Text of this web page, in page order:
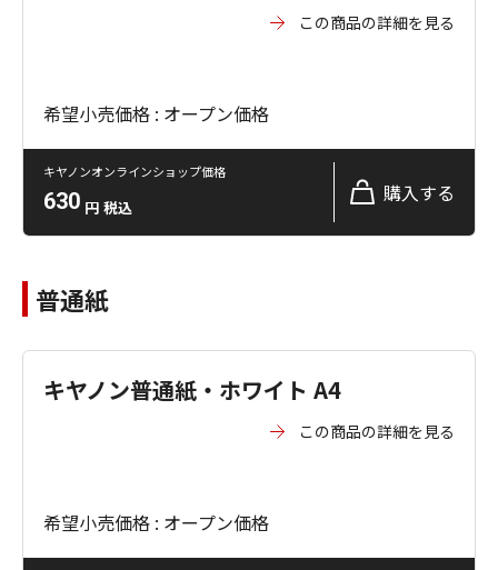
この商品の詳細を見る
希望小売価格 : オープン価格
キヤノンオンラインショップ価格
630 円 税込
購入する
普通紙
キヤノン普通紙・ホワイト A4
この商品の詳細を見る
希望小売価格 : オープン価格